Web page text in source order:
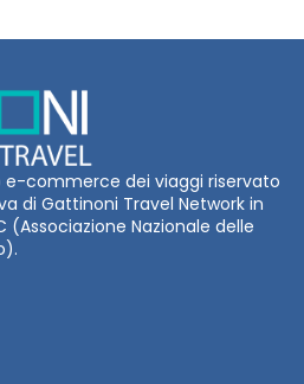
e-commerce dei viaggi riservato
di Gattinoni Travel Network in
(Associazione Nazionale delle